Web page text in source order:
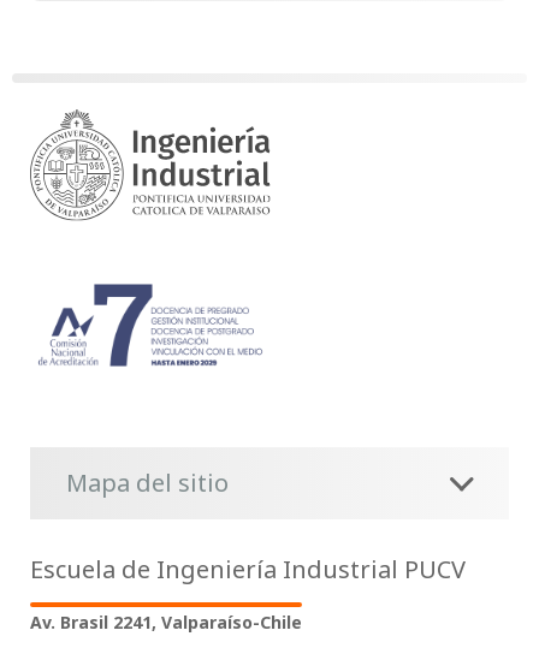
Mapa del sitio
Escuela de Ingeniería Industrial PUCV
Av. Brasil 2241, Valparaíso-Chile